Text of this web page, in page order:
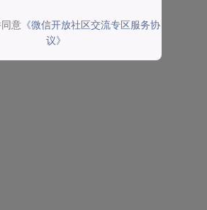
意 《微信开放社区交流专区服务协
议》